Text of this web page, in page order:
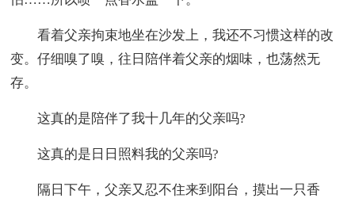
看着父亲拘束地坐在沙发上，我还不习惯这样的改
变。仔细嗅了嗅，往日陪伴着父亲的烟味，也荡然无
存。
这真的是陪伴了我十几年的父亲吗?
这真的是日日照料我的父亲吗?
隔日下午，父亲又忍不住来到阳台，摸出一只香